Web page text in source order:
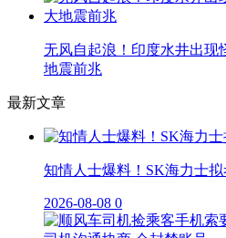
无风自起浪！印度水井出现
地震前兆
最新文章
知情人士爆料！SK海力士
2026-08-08 0